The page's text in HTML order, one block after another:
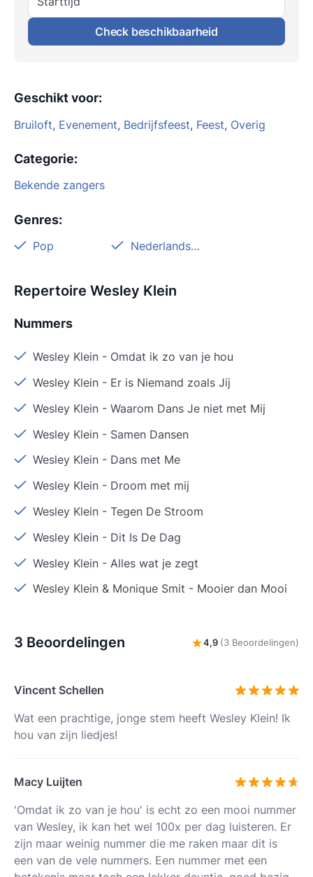
Check beschikbaarheid
Geschikt voor:
Bruiloft, Evenement, Bedrijfsfeest, Feest, Overig
Categorie:
Bekende zangers
Genres:
Pop Nederlandstalig
Repertoire Wesley Klein
Nummers
Wesley Klein - Omdat ik zo van je hou
Wesley Klein - Er is Niemand zoals Jij
Wesley Klein -Waarom Dans Je niet met Mij
Wesley Klein - Samen Dansen
Wesley Klein - Dans met Me
Wesley Klein - Droom met mij
Wesley Klein -Tegen De Stroom
Wesley Klein - Dit Is De Dag
Wesley Klein - Alles wat je zegt
Wesley Klein & Monique Smit - Mooier dan Mooi
3 Beoordelingen 4,9 (3 Beoordelingen)
Vincent Schellen
Wat een prachtige, jonge stem heeft Wesley Klein! Ik
hou van zijn liedjes!
Macy Luijten
'Omdat ik zo van je hou' is echt zo een mooi nummer
van Wesley, ik kan het wel 100x per dag luisteren. Er
zijn maar weinig nummer die me raken maar dit is
een van de vele nummers. Een nummer met een